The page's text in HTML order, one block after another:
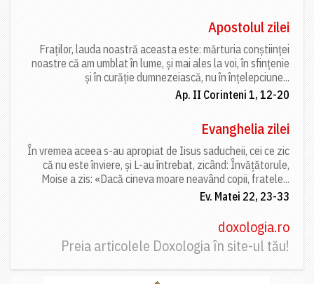
Apostolul zilei
Fraților, lauda noastră aceasta este: mărturia conștiinței
noastre că am umblat în lume, și mai ales la voi, în sfințenie
și în curăție dumnezeiască, nu în înțelepciune...
Ap. II Corinteni 1, 12-20
Evanghelia zilei
În vremea aceea s-au apropiat de Iisus saducheii, cei ce zic
că nu este înviere, și L-au întrebat, zicând: Învățătorule,
Moise a zis: «Dacă cineva moare neavând copii, fratele...
Ev. Matei 22, 23-33
doxologia.ro
Preia articolele Doxologia în site-ul tău!